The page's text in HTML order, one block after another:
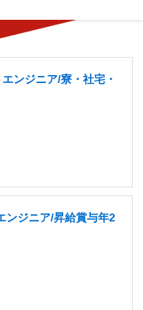
ンジニア/寮・社宅・
ンジニア/昇給賞与年2